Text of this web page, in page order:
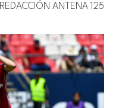
REDACCIÓN ANTENA 125